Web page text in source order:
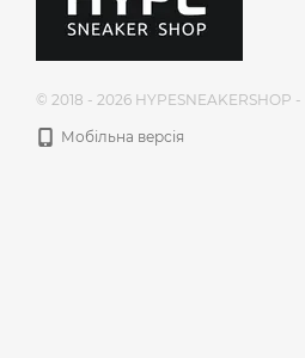
© 2018 - 2026 HYPESNEAKERSHOP -
Мобільна версія